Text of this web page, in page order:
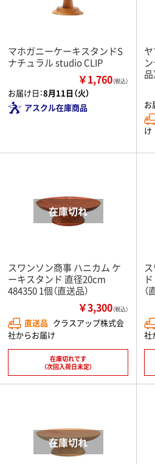
マホガニーケーキスタンドS
ナチュラル studio CLIP
￥1,760（税込）
お届け日：8月11日（火）
アスクル在庫商品
品
お
け
スワンソン商事 ハニカム ケ
ーキスタンド 直径20cm
484350 1個（直送品）
￥3,300（税込）
直送品 クラスアップ株式会
社からお届け
在庫切れです
（次回入荷日未定）
（
社